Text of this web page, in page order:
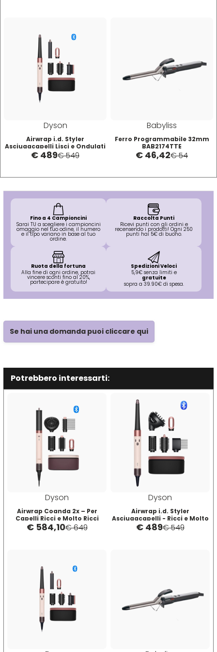
Wella
Wetbrush
Xanitalia
Dyson
Airwrap i.d. Styler
Asciugacapelli Lisci e Ondulati
- Rosa Cipria Oro Rosa
€ 489€ 549
Babyliss
Ferro Programmabile 32mm
BAB2174TTE
€ 46,42€ 54
Fino a 4 Campioncini
Sarai TU a scegliere i campioncini
omaggio nel tuo odine, il numero
e il tipo variano in base al tuo
ordine.
Raccolta Punti
Ricevi punti con gli ordini e
recensendo i prodotti! Ogni 250
punti hai 5€ di buono.
Ruota della fortuna
Alla fine di ogni ordine, potrai
vincere sconti fino al 20%,
partecipare è gratuito!
Spedizioni Veloci
5,9€ senza limiti e
gratuite
sopra a 39.90€ di spesa.
Se hai una domanda puoi cliccare qui
Potrebbero interessarti:
Dyson
Airwrap Coanda 2x – Per
Capelli Ricci e Molto Ricci
Rosa Cipria Oro Rosa
€ 584,10€ 649
Dyson
Airwrap i.d. Styler
Asciugacapelli - Ricci e Molto
Ricci
€ 489€ 549